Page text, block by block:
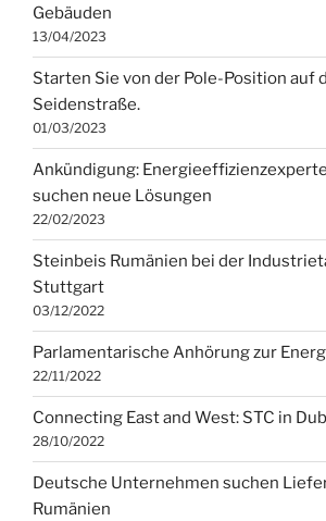
Gebäuden
13/04/2023
Starten Sie von der Pole-Position auf
Seidenstraße.
01/03/2023
Ankündigung:
suchen neue Lösungen
22/02/2023
Steinbeis Rumänien bei der
Stuttgart
03/12/2022
Parlamentarische Anhörung zur
22/11/2022
Connecting East and West: STC in
28/10/2022
Deutsche Unternehmen suchen
Rumänien